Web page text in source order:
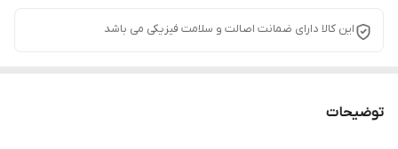
این کالا دارای ضمانت اصالت و سلامت فیزیکی می باشد
توضیحات